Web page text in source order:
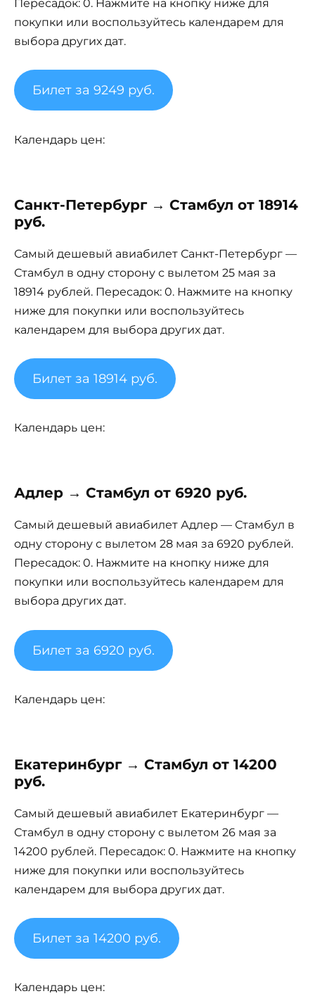
Пересадок: 0. Нажмите на кнопку ниже для
покупки или воспользуйтесь календарем для
выбора других дат.
Билет за 9249 руб.
Календарь цен:
Санкт-Петербург → Стамбул от 18914
руб.
Самый дешевый авиабилет Санкт-Петербург —
Стамбул в одну сторону с вылетом 25 мая за
18914 рублей. Пересадок: 0. Нажмите на кнопку
ниже для покупки или воспользуйтесь
календарем для выбора других дат.
Билет за 18914 руб.
Календарь цен:
Адлер → Стамбул от 6920 руб.
Самый дешевый авиабилет Адлер — Стамбул в
одну сторону с вылетом 28 мая за 6920 рублей.
Пересадок: 0. Нажмите на кнопку ниже для
покупки или воспользуйтесь календарем для
выбора других дат.
Билет за 6920 руб.
Календарь цен:
Екатеринбург → Стамбул от 14200
руб.
Самый дешевый авиабилет Екатеринбург —
Стамбул в одну сторону с вылетом 26 мая за
14200 рублей. Пересадок: 0. Нажмите на кнопку
ниже для покупки или воспользуйтесь
календарем для выбора других дат.
Билет за 14200 руб.
Календарь цен: